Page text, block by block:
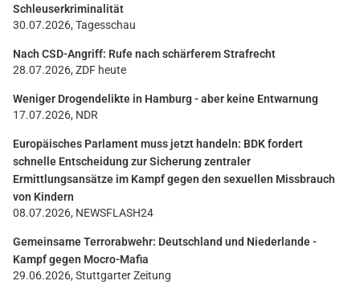
Schleuserkriminalität
30.07.2026, Tagesschau
Nach CSD-Angriff: Rufe nach schärferem Strafrecht
28.07.2026, ZDF heute
Weniger Drogendelikte in Hamburg - aber keine Entwarnung
17.07.2026, NDR
Europäisches Parlament muss jetzt handeln: BDK fordert
schnelle Entscheidung zur Sicherung zentraler
Ermittlungsansätze im Kampf gegen den sexuellen Missbrauch
von Kindern
08.07.2026, NEWSFLASH24
Gemeinsame Terrorabwehr: Deutschland und Niederlande -
Kampf gegen Mocro-Mafia
29.06.2026, Stuttgarter Zeitung